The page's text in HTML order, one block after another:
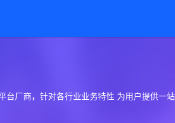
台厂商，针对各行业业务特性 为用户提供